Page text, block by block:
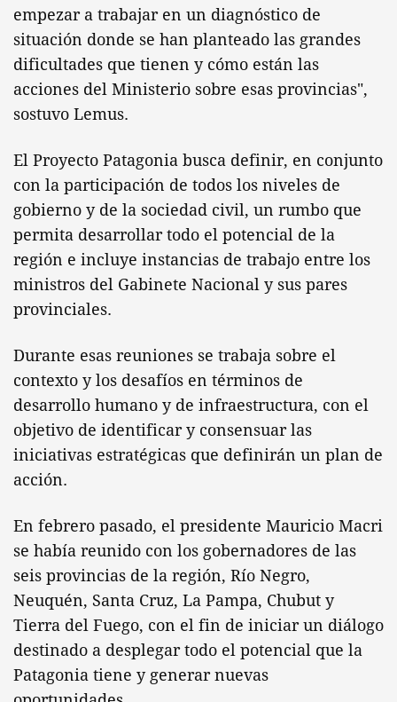
empezar a trabajar en un diagnóstico de
situación donde se han planteado las grandes
dificultades que tienen y cómo están las
acciones del Ministerio sobre esas provincias",
sostuvo Lemus.
El Proyecto Patagonia busca definir, en conjunto
con la participación de todos los niveles de
gobierno y de la sociedad civil, un rumbo que
permita desarrollar todo el potencial de la
región e incluye instancias de trabajo entre los
ministros del Gabinete Nacional y sus pares
provinciales.
Durante esas reuniones se trabaja sobre el
contexto y los desafíos en términos de
desarrollo humano y de infraestructura, con el
objetivo de identificar y consensuar las
iniciativas estratégicas que definirán un plan de
acción.
En febrero pasado, el presidente Mauricio Macri
se había reunido con los gobernadores de las
seis provincias de la región, Río Negro,
Neuquén, Santa Cruz, La Pampa, Chubut y
Tierra del Fuego, con el fin de iniciar un diálogo
destinado a desplegar todo el potencial que la
Patagonia tiene y generar nuevas